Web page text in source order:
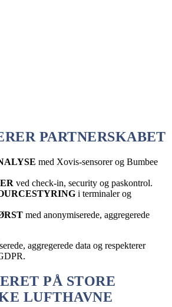
PARTNERSKABET
med Xovis-sensorer og Bumbee
ved check-in, security og paskontrol.
i terminaler og
med anonymiserede, aggregerede
aggregerede data og respekterer
PÅ STORE
LUFTHAVNE